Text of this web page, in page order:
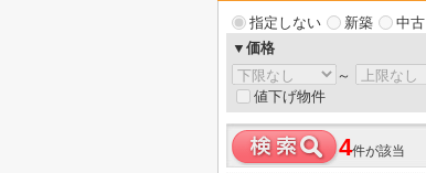
指定しない 新築
中古
▼価格
～
値下げ物件
4件が該当